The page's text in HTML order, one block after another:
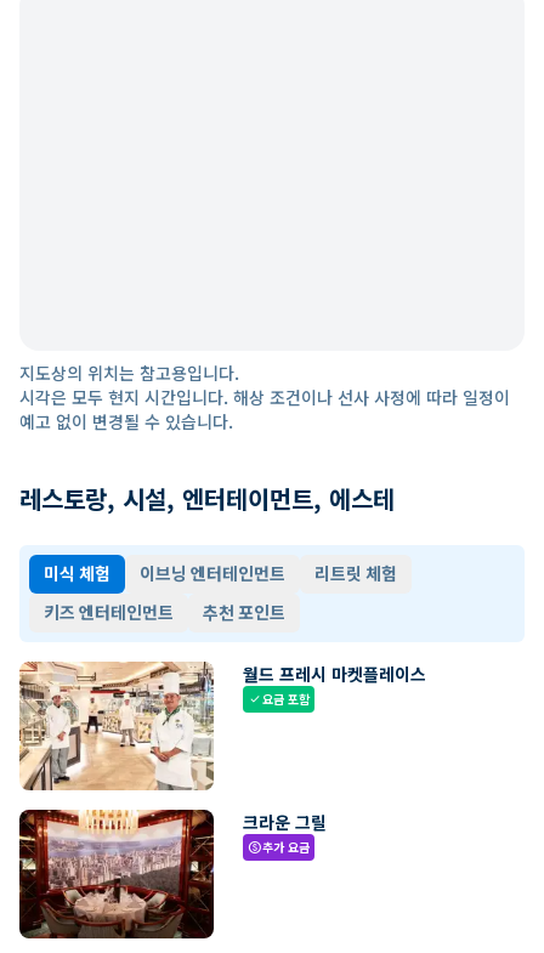
지도상의 위치는 참고용입니다.
시각은 모두 현지 시간입니다. 해상 조건이나 선사 사정에 따라 일정이
예고 없이 변경될 수 있습니다.
레스토랑, 시설, 엔터테이먼트, 에스테
미식 체험 이브닝 엔터테인먼트
리트릿 체험
키즈 엔터테인먼트
추천 포인트
월드 프레시 마켓플레이스
check요금 포함
크라운 그릴
paid추가 요금